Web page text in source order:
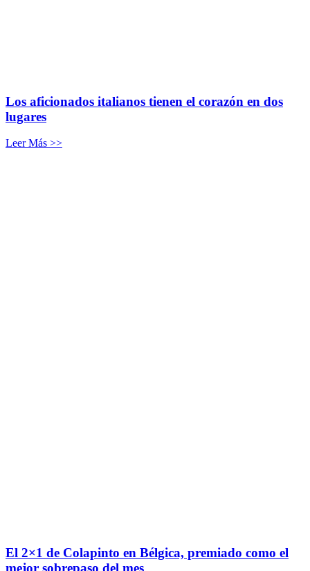
Los aficionados italianos tienen el corazón en dos
lugares
Leer Más >>
El 2×1 de Colapinto en Bélgica, premiado como el
mejor sobrepaso del mes